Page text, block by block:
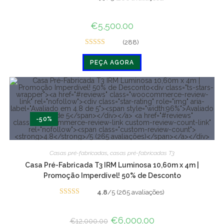
€5,500.00
Avaliado
em 4.7 de 5
(288)
PEÇA AGORA
-50%
Casas pré-fabricadas, casas pré-fabricadas T3
Casa Pré-Fabricada T3 IRM Luminosa 10,60m x 4m |
Promoção Imperdível! 50% de Desconto
4.8/5 (265 avaliações)
€12,000.00 O
€6,000.00O